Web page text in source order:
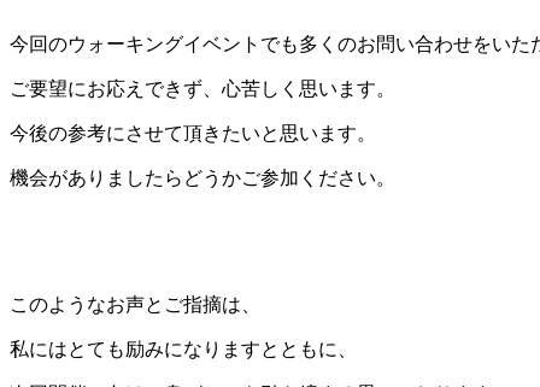
今回のウォーキングイベントでも多くのお問い合わせをいた
ご要望にお応えできず、心苦しく思います。
今後の参考にさせて頂きたいと思います。
機会がありましたらどうかご参加ください。
このようなお声とご指摘は、
私にはとても励みになりますとともに、